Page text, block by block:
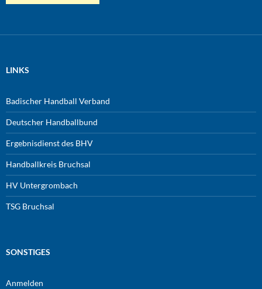
LINKS
Badischer Handball Verband
Deutscher Handballbund
Ergebnisdienst des BHV
Handballkreis Bruchsal
HV Untergrombach
TSG Bruchsal
SONSTIGES
Anmelden